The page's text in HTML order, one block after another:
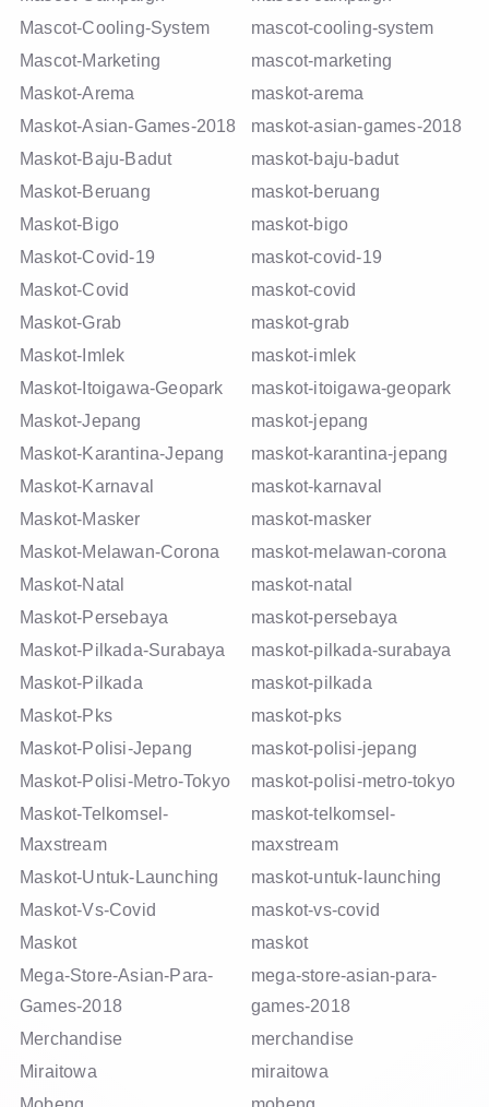
Mascot-Cooling-System
mascot-cooling-system
Mascot-Marketing
mascot-marketing
Maskot-Arema
maskot-arema
Maskot-Asian-Games-2018
maskot-asian-games-2018
Maskot-Baju-Badut
maskot-baju-badut
Maskot-Beruang
maskot-beruang
Maskot-Bigo
maskot-bigo
Maskot-Covid-19
maskot-covid-19
Maskot-Covid
maskot-covid
Maskot-Grab
maskot-grab
Maskot-Imlek
maskot-imlek
Maskot-Itoigawa-Geopark
maskot-itoigawa-geopark
Maskot-Jepang
maskot-jepang
Maskot-Karantina-Jepang
maskot-karantina-jepang
Maskot-Karnaval
maskot-karnaval
Maskot-Masker
maskot-masker
Maskot-Melawan-Corona
maskot-melawan-corona
Maskot-Natal
maskot-natal
Maskot-Persebaya
maskot-persebaya
Maskot-Pilkada-Surabaya
maskot-pilkada-surabaya
Maskot-Pilkada
maskot-pilkada
Maskot-Pks
maskot-pks
Maskot-Polisi-Jepang
maskot-polisi-jepang
Maskot-Polisi-Metro-Tokyo
maskot-polisi-metro-tokyo
Maskot-Telkomsel-
Maxstream
maskot-telkomsel-
maxstream
Maskot-Untuk-Launching
maskot-untuk-launching
Maskot-Vs-Covid
maskot-vs-covid
Maskot
maskot
Mega-Store-Asian-Para-
Games-2018
mega-store-asian-para-
games-2018
Merchandise
merchandise
Miraitowa
miraitowa